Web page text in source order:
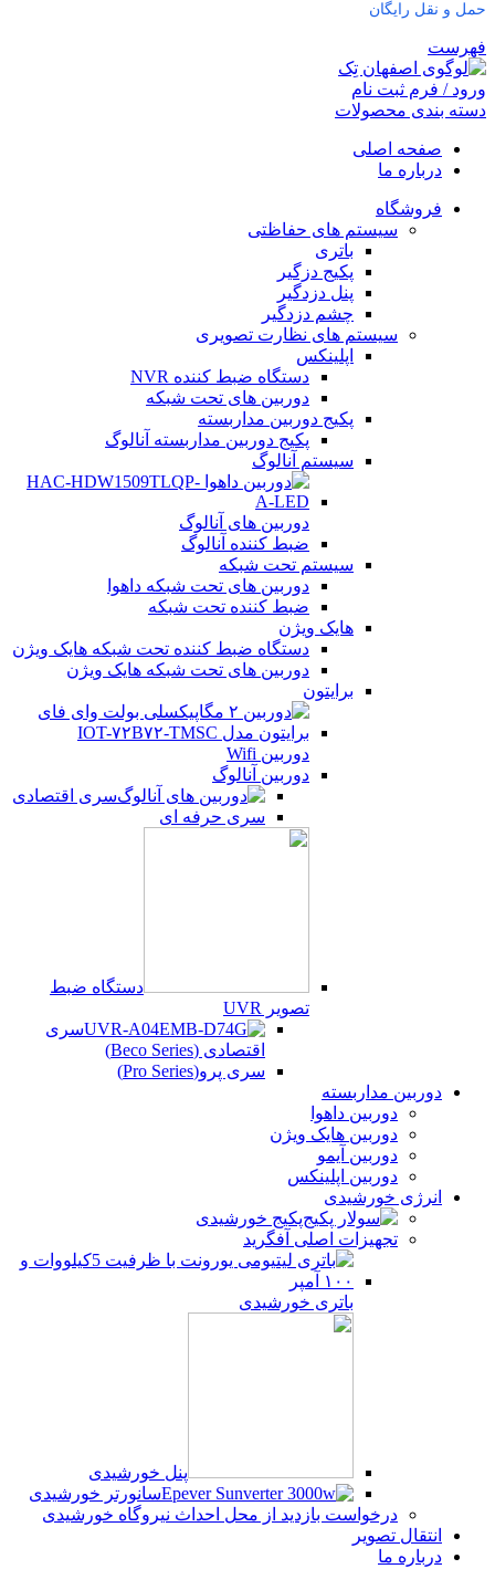
حمل و نقل رایگان
فهرست
ورود / فرم ثبت نام
دسته بندی محصولات
صفحه اصلی
درباره ما
فروشگاه
سیستم های حفاظتی
باتری
پکیج دزگیر
پنل دزدگیر
چشم دزدگیر
سیستم های نظارت تصویری
اپلینکس
دستگاه ضبط کننده NVR
دوربین های تحت شبکه
پکیج دوربین مداربسته
پکیج دوربین مداربسته آنالوگ
سیستم آنالوگ
دوربین های آنالوگ
ضبط کننده آنالوگ
سیستم تحت شبکه
دوربین های تحت شبکه داهوا
ضبط کننده تحت شبکه
هایک ویژن
دستگاه ضبط کننده تحت شبکه هایک ویژن
دوربین های تحت شبکه هایک ویژن
برایتون
دوربین Wifi
دوربین آنالوگ
سری اقتصادی
سری حرفه ای
دستگاه ضبط
تصویر UVR
سری
اقتصادی (Beco Series)
سری پرو(Pro Series)
دوربین مداربسته
دوربین داهوا
دوربین هایک ویژن
دوربین آیمو
دوربین اپلینکس
انرژی خورشیدی
پکیج خورشیدی
تجهیزات اصلی آفگرید
باتری خورشیدی
پنل خورشیدی
سانورتر خورشیدی
درخواست بازدید از محل احداث نیروگاه خورشیدی
انتقال تصویر
درباره ما